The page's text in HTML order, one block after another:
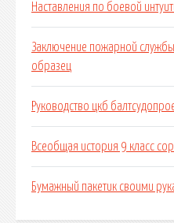
Наставления по боевой
Заключение пожарной
образец
Руководство цкб
Всеобщая история 9 класс
Бумажный пакетик своими